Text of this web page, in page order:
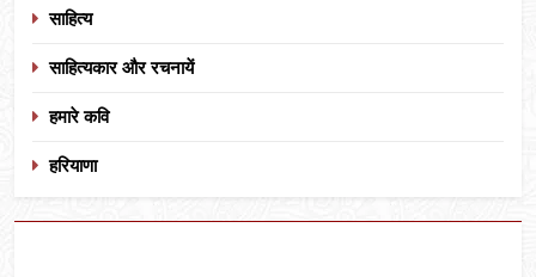
साहित्य
साहित्यकार और रचनायें
हमारे कवि
हरियाणा